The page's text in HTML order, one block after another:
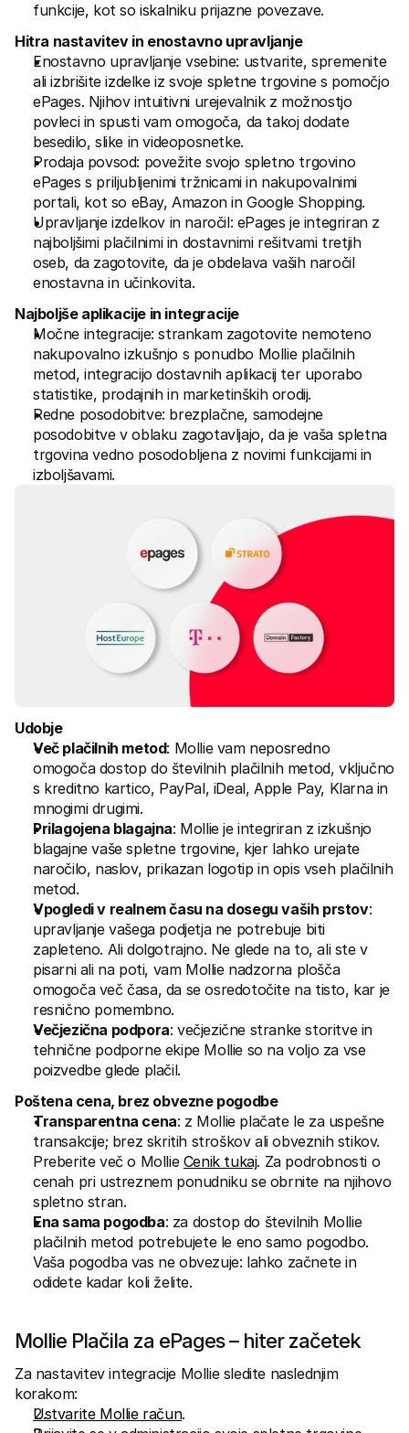
funkcije, kot so iskalniku prijazne povezave.
Hitra nastavitev in enostavno upravljanje
Enostavno upravljanje vsebine: ustvarite, spremenite
ali izbrišite izdelke iz svoje spletne trgovine s pomočjo
ePages. Njihov intuitivni urejevalnik z možnostjo
povleci in spusti vam omogoča, da takoj dodate
besedilo, slike in videoposnetke.
Prodaja povsod: povežite svojo spletno trgovino
ePages s priljubljenimi tržnicami in nakupovalnimi
portali, kot so eBay, Amazon in Google Shopping.
Upravljanje izdelkov in naročil: ePages je integriran z
najboljšimi plačilnimi in dostavnimi rešitvami tretjih
oseb, da zagotovite, da je obdelava vaših naročil
enostavna in učinkovita.
Najboljše aplikacije in integracije
Močne integracije: strankam zagotovite nemoteno
nakupovalno izkušnjo s ponudbo Mollie plačilnih
metod, integracijo dostavnih aplikacij ter uporabo
statistike, prodajnih in marketinških orodij.
Redne posodobitve: brezplačne, samodejne
posodobitve v oblaku zagotavljajo, da je vaša spletna
trgovina vedno posodobljena z novimi funkcijami in
izboljšavami.
Udobje
Več plačilnih metod: Mollie vam neposredno
omogoča dostop do številnih plačilnih metod, vključno
s kreditno kartico, PayPal, iDeal, Apple Pay, Klarna in
mnogimi drugimi.
Prilagojena blagajna: Mollie je integriran z izkušnjo
blagajne vaše spletne trgovine, kjer lahko urejate
naročilo, naslov, prikazan logotip in opis vseh plačilnih
metod.
Vpogledi v realnem času na dosegu vaših prstov:
upravljanje vašega podjetja ne potrebuje biti
zapleteno. Ali dolgotrajno. Ne glede na to, ali ste v
pisarni ali na poti, vam Mollie nadzorna plošča
omogoča več časa, da se osredotočite na tisto, kar je
resnično pomembno.
Večjezična podpora: večjezične stranke storitve in
tehnične podporne ekipe Mollie so na voljo za vse
poizvedbe glede plačil.
Poštena cena, brez obvezne pogodbe
Transparentna cena: z Mollie plačate le za uspešne
transakcije; brez skritih stroškov ali obveznih stikov.
Preberite več o Mollie Cenik tukaj. Za podrobnosti o
cenah pri ustreznem ponudniku se obrnite na njihovo
spletno stran.
Ena sama pogodba: za dostop do številnih Mollie
plačilnih metod potrebujete le eno samo pogodbo.
Vaša pogodba vas ne obvezuje: lahko začnete in
odidete kadar koli želite.
Mollie Plačila za ePages – hiter začetek
Za nastavitev integracije Mollie sledite naslednjim
korakom:
Ustvarite Mollie račun.